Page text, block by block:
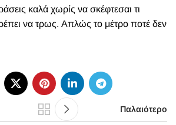
καλά χωρίς να σκέφτεσαι τι
να τρως. Απλώς το μέτρο ποτέ δεν
Παλαιότερο